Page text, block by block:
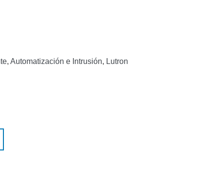
, Automatización e Intrusión, Lutron